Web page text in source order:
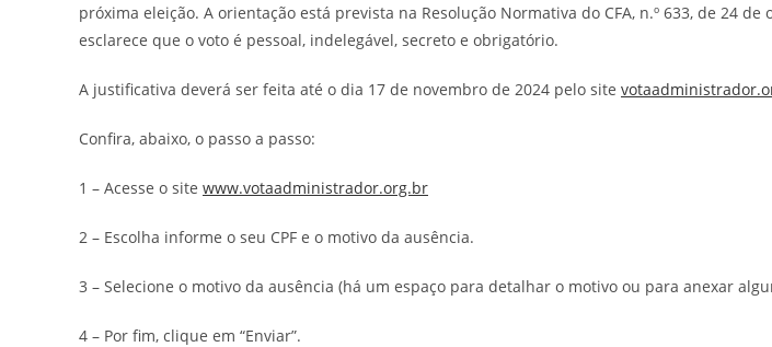
próxima eleição. A orientação está prevista na Resolução Normativa do CFA, n.º 633, de 24
esclarece que o voto é pessoal, indelegável, secreto e obrigatório.
A justificativa deverá ser feita até o dia 17 de novembro de 2024 pelo site
Confira, abaixo, o passo a passo:
1 – Acesse o site www.votaadministrador.org.br
2 – Escolha informe o seu CPF e o motivo da ausência.
3 – Selecione o motivo da ausência (há um espaço para detalhar o motivo ou para anexar
4 – Por fim, clique em “Enviar”.